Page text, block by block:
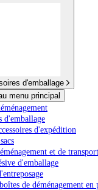
d'emballage
menu principal
d'emballage
d'expédition
et de transport
d'emballage
de déménagement en